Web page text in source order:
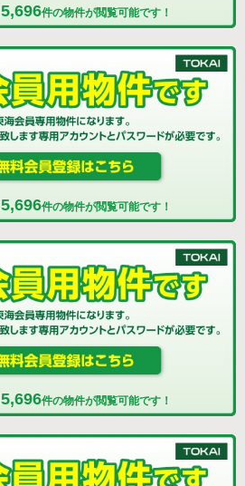
5,696件の物件が閲覧可能です！
5,696件の物件が閲覧可能です！
5,696件の物件が閲覧可能です！